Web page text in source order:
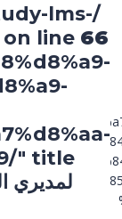
03/06/
lms-
line 66